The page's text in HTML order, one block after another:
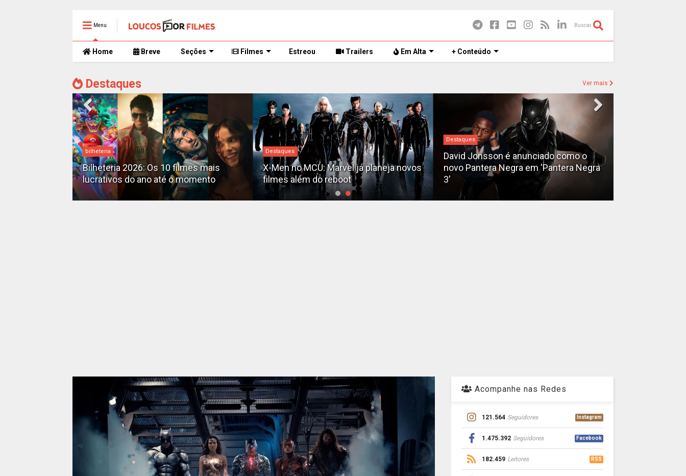
Menu Buscar
Home Breve Seções Filmes Estreou Trailers Em Alta + Conteúdo
Destaques Ver mais
bilheteria
Bilheteria 2026: Os 10 filmes mais
lucrativos do ano até o momento
Destaques
X-Men no MCU: Marvel já planeja novos
filmes além do reboot
Destaques
David Jonsson é anunciado como o
novo Pantera Negra em 'Pantera Negra
3'
Acompanhe nas Redes
121.564 Seguidores Instagram
1.475.392 Seguidores Facebook
182.459 Leitores RSS